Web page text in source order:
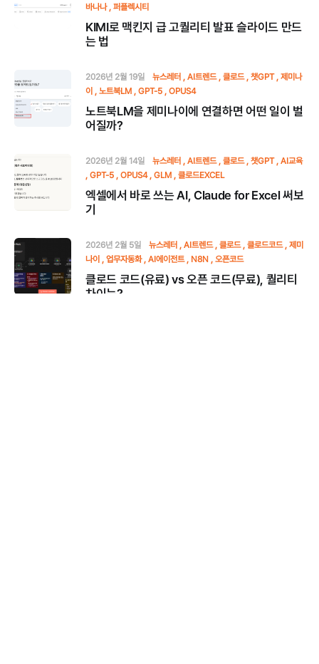
바나나
퍼플렉시티
KIMI로 맥킨지 급 고퀄리티 발표 슬라이드 만드
는 법
2026년 2월 19일 뉴스레터 AI트렌드 클로드 챗GPT
제미나
이
노트북LM GPT-5 OPUS4
노트북LM을 제미나이에 연결하면 어떤 일이 벌
어질까?
2026년 2월 14일 뉴스레터 AI트렌드 클로드 챗GPT
AI교육
GPT-5
OPUS4 GLM 클로드EXCEL
엑셀에서 바로 쓰는 AI, Claude for Excel 써보
기
2026년 2월 5일 뉴스레터 AI트렌드 클로드 클로드코드
제미
나이
업무자동화 AI에이전트 N8N 오픈코드
클로드 코드(유료) vs 오픈 코드(무료), 퀄리티
차이는?